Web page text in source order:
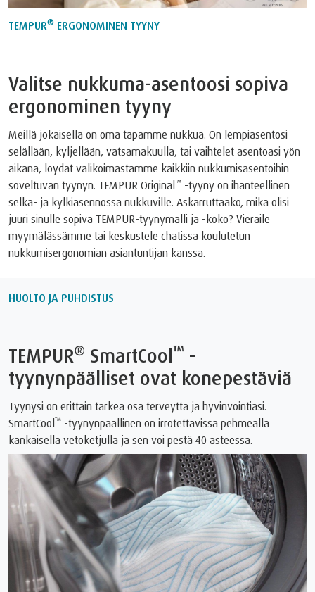
TEMPUR® ERGONOMINEN TYYNY
Valitse nukkuma-asentoosi sopiva
ergonominen tyyny
Meillä jokaisella on oma tapamme nukkua. On lempiasentosi
selällään, kyljellään, vatsamakuulla, tai vaihtelet asentoasi yön
aikana, löydät valikoimastamme kaikkiin nukkumisasentoihin
soveltuvan tyynyn. TEMPUR Original™ -tyyny on ihanteellinen
selkä- ja kylkiasennossa nukkuville. Askarruttaako, mikä olisi
juuri sinulle sopiva TEMPUR-tyynymalli ja -koko? Vieraile
myymälässämme tai keskustele chatissa koulutetun
nukkumisergonomian asiantuntijan kanssa.
HUOLTO JA PUHDISTUS
TEMPUR® SmartCool™ -
tyynynpäälliset ovat konepestäviä
Tyynysi on erittäin tärkeä osa terveyttä ja hyvinvointiasi.
SmartCool ™ -tyynynpäällinen on irrotettavissa pehmeällä
kankaisella vetoketjulla ja sen voi pestä 40 asteessa.